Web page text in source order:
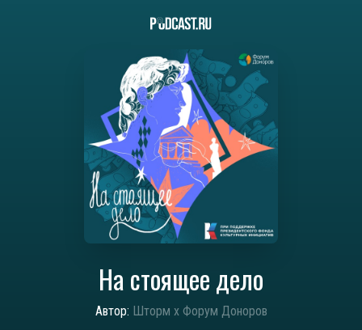
На стоящее дело
Автор: Шторм x Форум Доноров